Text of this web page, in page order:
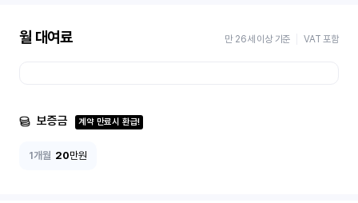
월 대여료 만 26세 이상 기준 VAT 포함
보증금 계약 만료시 환급!
1개월 20만원